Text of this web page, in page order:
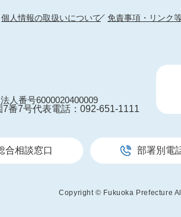
個人情報の取扱いについて 免責事項・リンク
法人番号6000020400009
7番7号代表電話：092-651-1111
合相談窓口 部署別電
Copyright © Fukuoka Prefecture